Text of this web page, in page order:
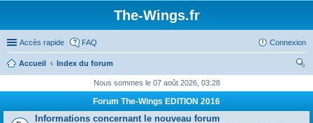
The-Wings.fr
Accès rapide FAQ Connexion
Accueil
Index du forum
ch
Nous sommes le 07 août 2026, 03:28
Forum The-Wings EDITION 2016
Informations concernant le nouveau forum